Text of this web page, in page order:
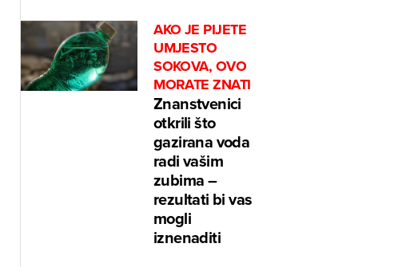
AKO JE PIJETE
UMJESTO
SOKOVA, OVO
MORATE ZNATI
Znanstvenici
otkrili što
gazirana voda
radi vašim
zubima –
rezultati bi vas
mogli
iznenaditi